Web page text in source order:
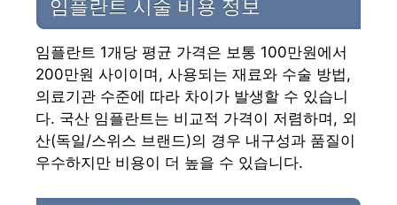
임플란트 시술 비용 정보
임플란트 1개당 평균 가격은 보통 100만원에서
200만원 사이이며, 사용되는 재료와 수술 방법,
의료기관 수준에 따라 차이가 발생할 수 있습니
다. 국산 임플란트는 비교적 가격이 저렴하며, 외
산(독일/스위스 브랜드)의 경우 내구성과 품질이
우수하지만 비용이 더 높을 수 있습니다.